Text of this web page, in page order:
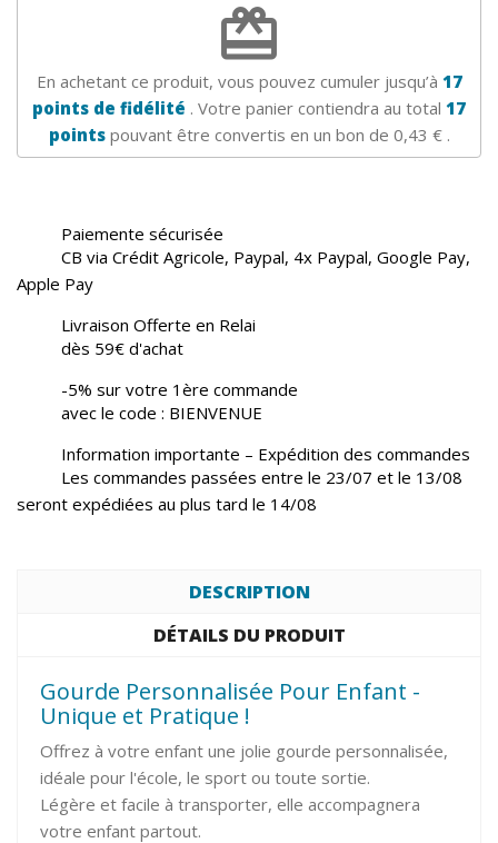
redeem
En achetant ce produit, vous pouvez cumuler jusqu’à 17
points de fidélité . Votre panier contiendra au total 17
pointspouvant être convertis en un bon de 0,43 €.
Paiemente sécurisée
CB via Crédit Agricole, Paypal, 4x Paypal, Google Pay,
Apple Pay
Livraison Offerte en Relai
dès 59€ d'achat
-5% sur votre 1ère commande
avec le code : BIENVENUE
Information importante – Expédition des commandes
Les commandes passées entre le 23/07 et le 13/08
seront expédiées au plus tard le 14/08
DESCRIPTION
DÉTAILS DU PRODUIT
Gourde Personnalisée Pour Enfant -
Unique et Pratique !
Offrez à votre enfant une jolie gourde personnalisée,
idéale pour l'école, le sport ou toute sortie.
Légère et facile à transporter, elle accompagnera
votre enfant partout.